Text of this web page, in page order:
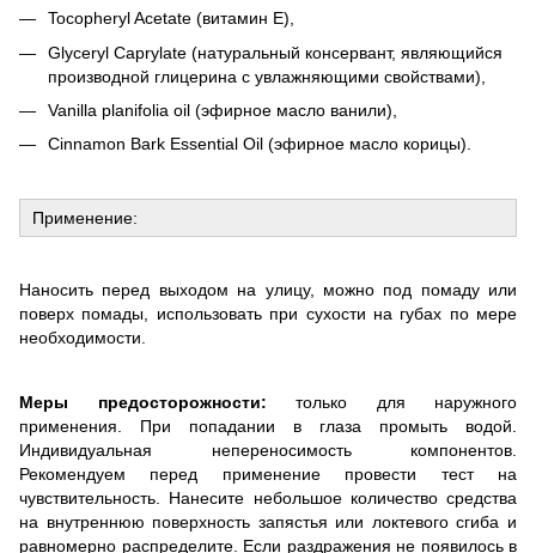
Tocopheryl Acetate (витамин Е),
Glyceryl Caprylate (натуральный консервант, являющийся
производной глицерина с увлажняющими свойствами),
Vanilla planifolia oil (эфирное масло ванили),
Cinnamon Bark Essential Oil (эфирное масло корицы).
Применение:
Наносить перед выходом на улицу, можно под помаду или
поверх помады, использовать при сухости на губах по мере
необходимости.
Меры предосторожности: только для наружного
применения. При попадании в глаза промыть водой.
Индивидуальная непереносимость компонентов.
Рекомендуем перед применение провести тест на
чувствительность. Нанесите небольшое количество средства
на внутреннюю поверхность запястья или локтевого сгиба и
равномерно распределите. Если раздражения не появилось в